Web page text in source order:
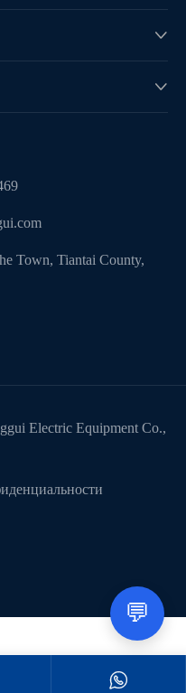


Town, Tiantai County,
Electric Equipment Co.,

💬